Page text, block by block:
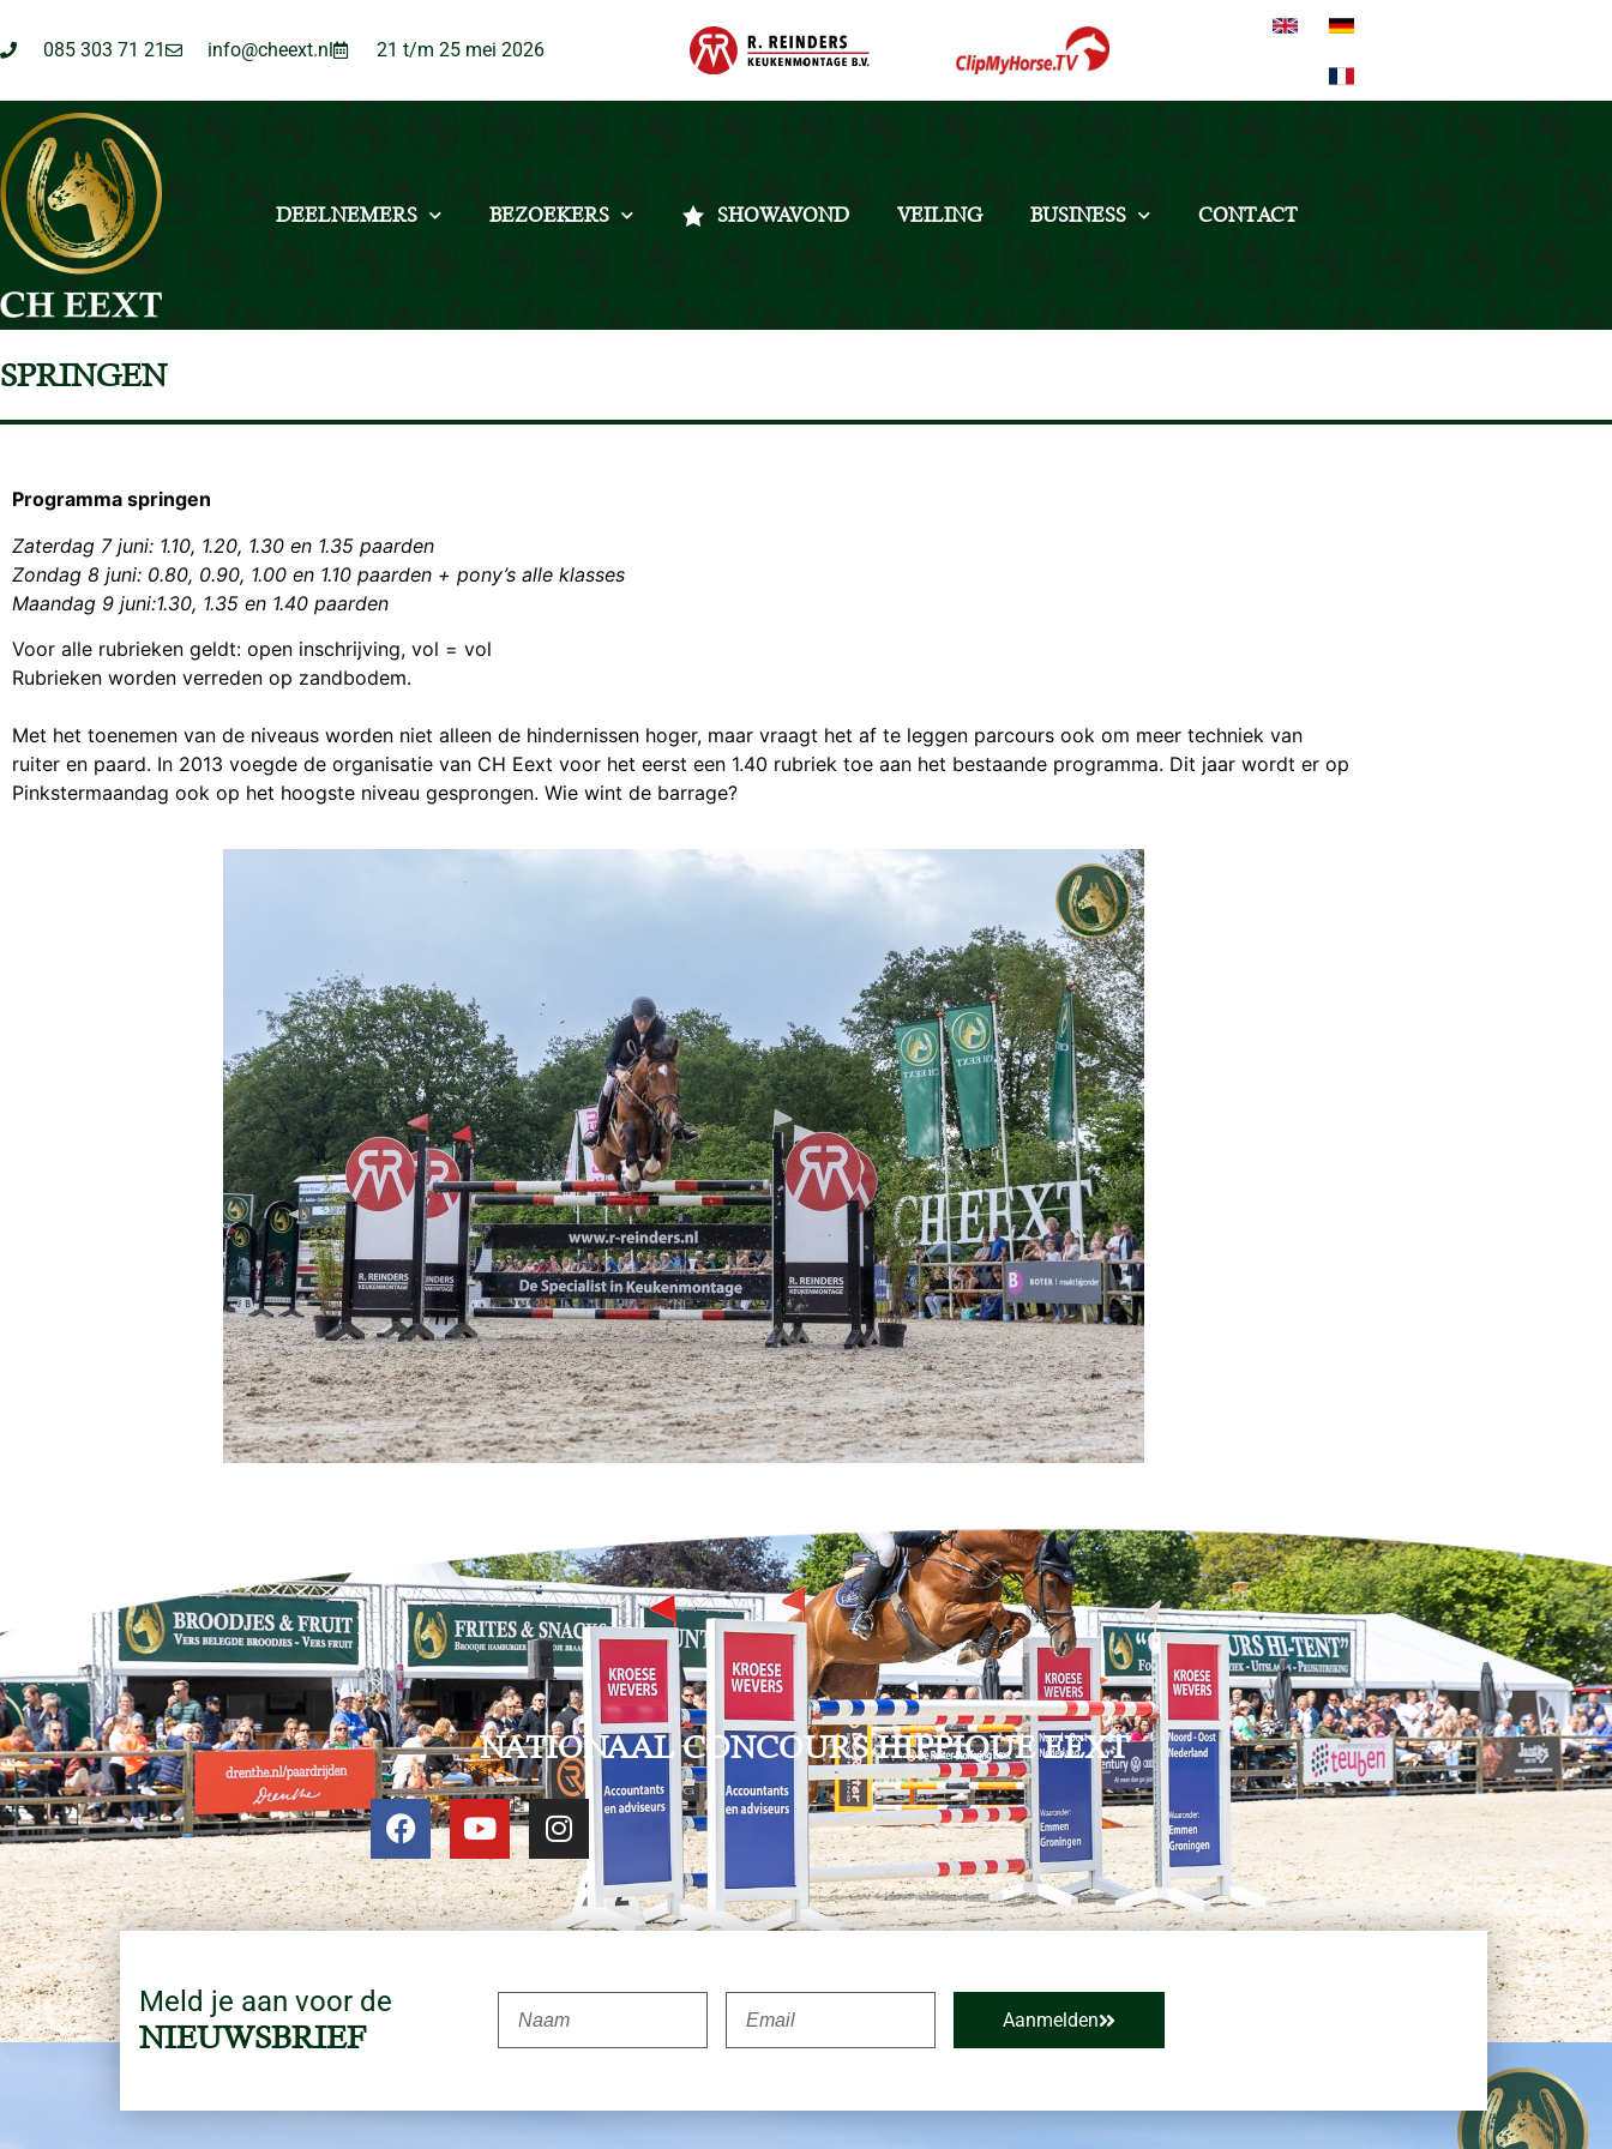
085 303 71 21 info@cheext.nl 21 t/m 25 mei 2026
DEELNEMERS BEZOEKERS SHOWAVOND VEILING BUSINESS CONTACT
SPRINGEN
Programma springen
Zaterdag 7 juni: 1.10, 1.20, 1.30 en 1.35 paarden
Zondag 8 juni: 0.80, 0.90, 1.00 en 1.10 paarden + pony’s alle klasses
Maandag 9 juni:1.30, 1.35 en 1.40 paarden
Voor alle rubrieken geldt: open inschrijving, vol = vol
Rubrieken worden verreden op zandbodem.
Met het toenemen van de niveaus worden niet alleen de hindernissen hoger, maar vraagt het af te leggen parcours ook om meer techniek van
ruiter en paard. In 2013 voegde de organisatie van CH Eext voor het eerst een 1.40 rubriek toe aan het bestaande programma. Dit jaar wordt er op
Pinkstermaandag ook op het hoogste niveau gesprongen. Wie wint de barrage?
NATIONAAL CONCOURS HIPPIQUE EEXT
Meld je aan voor de
NIEUWSBRIEF Aanmelden